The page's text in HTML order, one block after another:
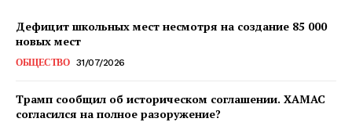
Дефицит школьных мест несмотря на создание 85 000
новых мест
ОБЩЕСТВО 31/07/2026
Трамп сообщил об историческом соглашении. ХАМАС
согласился на полное разоружение?